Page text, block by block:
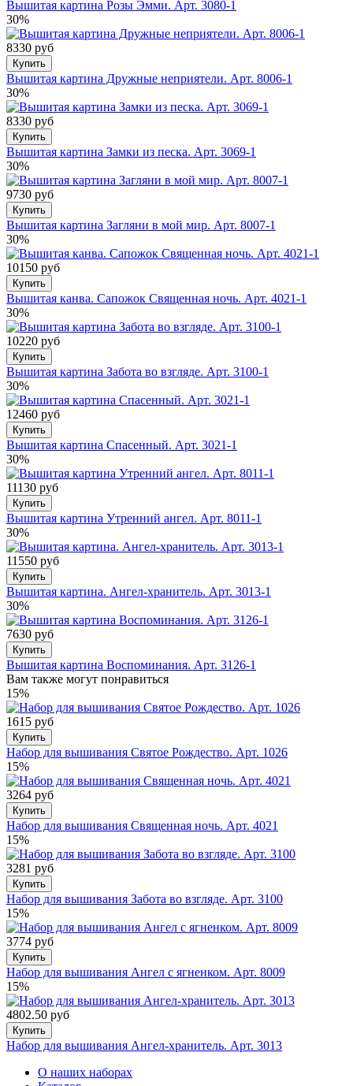
Вышитая картина Розы Эмми. Арт. 3080-1
30%
8330 руб
Купить
Вышитая картина Дружные неприятели. Арт. 8006-1
30%
8330 руб
Купить
Вышитая картина Замки из песка. Арт. 3069-1
30%
9730 руб
Купить
Вышитая картина Загляни в мой мир. Арт. 8007-1
30%
10150 руб
Купить
Вышитая канва. Сапожок Священная ночь. Арт. 4021-1
30%
10220 руб
Купить
Вышитая картина Забота во взгляде. Арт. 3100-1
30%
12460 руб
Купить
Вышитая картина Спасенный. Арт. 3021-1
30%
11130 руб
Купить
Вышитая картина Утренний ангел. Арт. 8011-1
30%
11550 руб
Купить
Вышитая картина. Ангел-хранитель. Арт. 3013-1
30%
7630 руб
Купить
Вышитая картина Воспоминания. Арт. 3126-1
Вам также могут понравиться
15%
1615 руб
Купить
Набор для вышивания Святое Рождество. Арт. 1026
15%
3264 руб
Купить
Набор для вышивания Священная ночь. Арт. 4021
15%
3281 руб
Купить
Набор для вышивания Забота во взгляде. Арт. 3100
15%
3774 руб
Купить
Набор для вышивания Ангел с ягненком. Арт. 8009
15%
4802.50 руб
Купить
Набор для вышивания Ангел-хранитель. Арт. 3013
О наших наборах